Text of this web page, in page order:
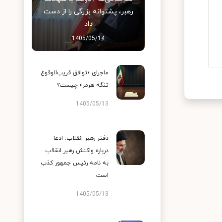
رهبر، پشتوانه بزرگی را از دست
داد
1405/05/14
ماجرای «توافق قریب‌الوقوع
تنگه هرمز» چیست؟
1405/05/13
دفتر رهبر انقلاب: ادعا
درباره واکنش رهبر انقلاب
به نامه رئیس جمهور کذب
است
1405/05/13